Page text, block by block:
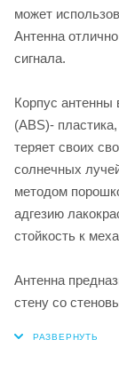
может
Антенна
сигнала.
Корпус антенны
(ABS)-
теряет своих
солнечных
методом
адгезию
стойкость к
Антенна
стену со